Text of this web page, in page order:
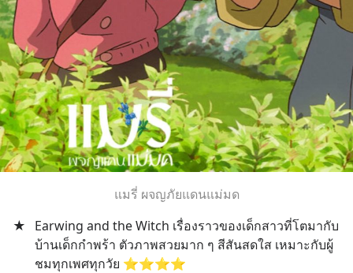
แมรี่ ผจญภัยแดนแม่มด
★
Earwing and the Witch เรื่องราวของเด็กสาวที่โตมากับ
บ้านเด็กกำพร้า ตัวภาพสวยมาก ๆ สีสันสดใส เหมาะกับผู้
ชมทุกเพศทุกวัย ⭐️⭐️⭐️⭐️